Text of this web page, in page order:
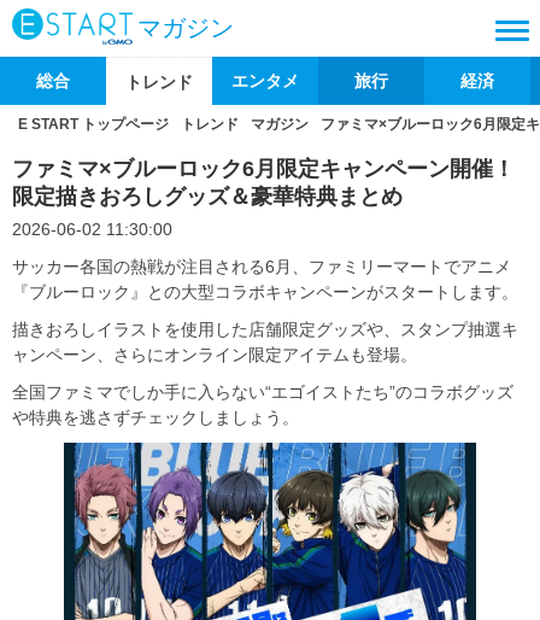
マガジン
総合 トレンド エンタメ 旅行 経済
E START トップページ トレンド マガジン ファミマ×ブルーロック6月限定
ファミマ×ブルーロック6月限定キャンペーン開催！
限定描きおろしグッズ＆豪華特典まとめ
2026-06-02 11:30:00
サッカー各国の熱戦が注目される6月、ファミリーマートでアニメ
『ブルーロック』との大型コラボキャンペーンがスタートします。
描きおろしイラストを使用した店舗限定グッズや、スタンプ抽選キ
ャンペーン、さらにオンライン限定アイテムも登場。
全国ファミマでしか手に入らない“エゴイストたち”のコラボグッズ
や特典を逃さずチェックしましょう。